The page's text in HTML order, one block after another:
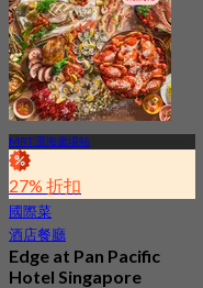
4.7
起S$ 56.05
MRT 濱海廣場站
27% 折扣
國際菜
酒店餐廳
Edge at Pan Pacific
Hotel Singapore